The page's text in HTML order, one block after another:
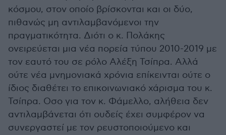
κόσμου, στον οποίο βρίσκονται και οι δύο,
πιθανώς μη αντιλαμβανόμενοι την
πραγματικότητα. Διότι ο κ. Πολάκης
ονειρεύεται μια νέα πορεία τύπου 2010-2019 με
τον εαυτό του σε ρόλο Αλέξη Τσίπρα. Αλλά
ούτε νέα μνημονιακά χρόνια επίκεινται ούτε ο
ίδιος διαθέτει το επικοινωνιακό χάρισμα του κ.
Τσίπρα. Οσο για τον κ. Φάμελλο, αλήθεια δεν
αντιλαμβάνεται ότι ουδείς έχει συμφέρον να
συνεργαστεί με τον ρευστοποιούμενο και